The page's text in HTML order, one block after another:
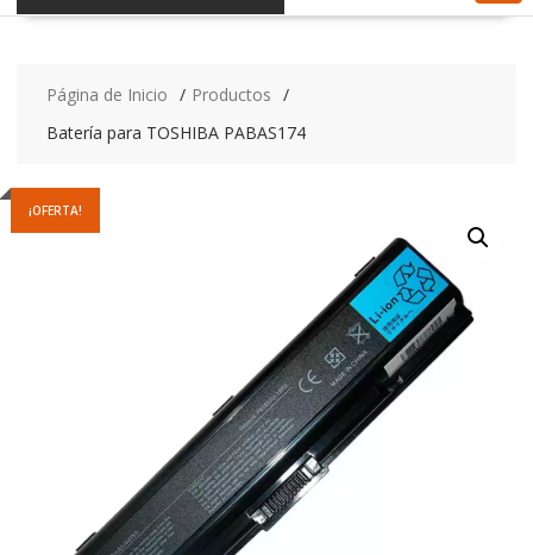
Página de Inicio
Productos
Batería para TOSHIBA PABAS174
¡OFERTA!